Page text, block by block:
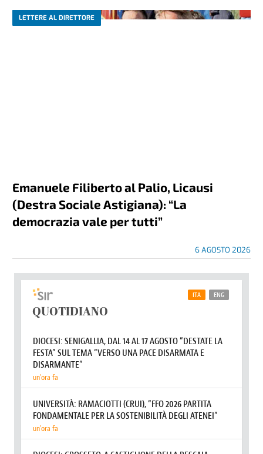
LETTERE AL DIRETTORE
Emanuele Filiberto al Palio, Licausi
(Destra Sociale Astigiana): “La
democrazia vale per tutti”
6 AGOSTO 2026